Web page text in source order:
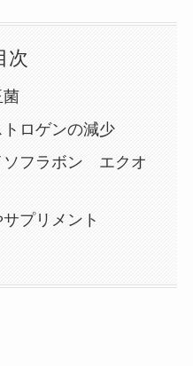
次
ロゲンの減少
フラボン エクオ
プリメント